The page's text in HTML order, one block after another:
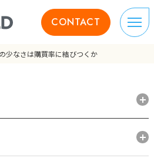
CONTACT
少なさは購買率に結びつくか